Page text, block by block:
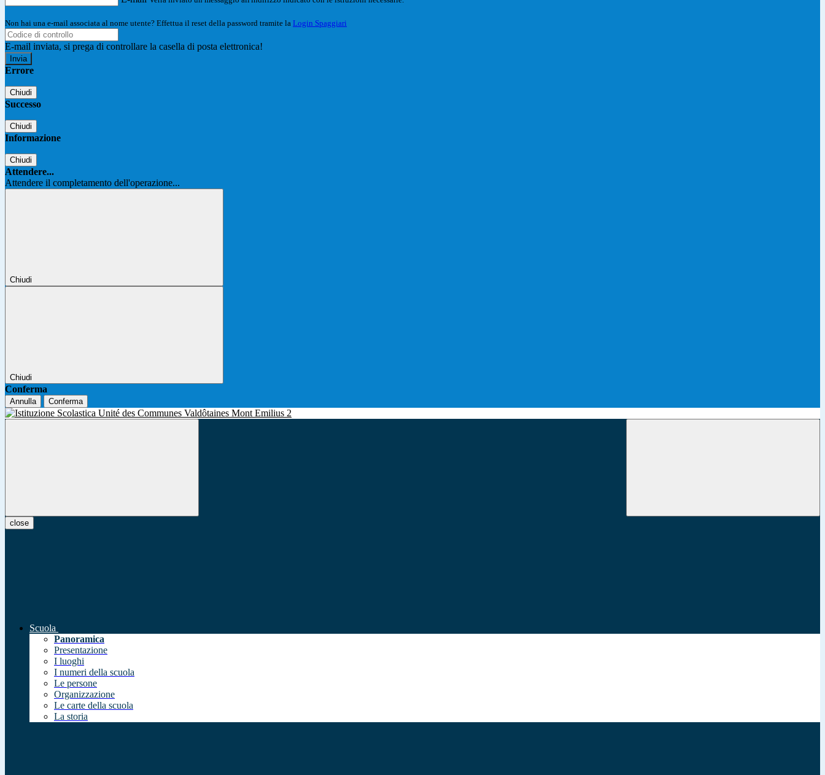
Non hai una e-mail associata al nome utente? Effettua il reset della password tramite la Login Spaggiari
E-mail inviata, si prega di controllare la casella di posta elettronica!
Errore
Chiudi
Successo
Chiudi
Informazione
Chiudi
Attendere...
Attendere il completamento dell'operazione...
Chiudi
Chiudi
Conferma
Annulla Conferma
close
Scuola
Panoramica
Presentazione
I luoghi
I numeri della scuola
Le persone
Organizzazione
Le carte della scuola
La storia